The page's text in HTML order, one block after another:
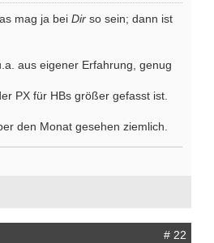
mag ja bei Dirso sein; dann ist
aus eigener Erfahrung, genug
PX für HBs größer gefasst ist.
den Monat gesehen ziemlich.
# 22